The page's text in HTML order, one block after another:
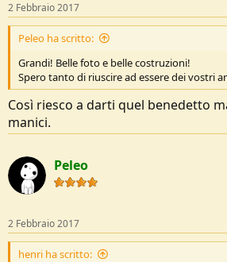
2 Febbraio 2017
Peleo ha scritto:
Grandi! Belle foto e belle costruzioni!
Spero tanto di riuscire ad essere dei vostri
Così riesco a darti quel benedetto
manici.
Peleo
2 Febbraio 2017
henri ha scritto: